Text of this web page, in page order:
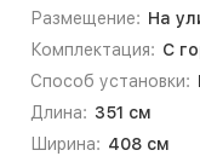
Размещение: На
Комплектация: С
Способ установки:
Длина: 351 см
Ширина: 408 см